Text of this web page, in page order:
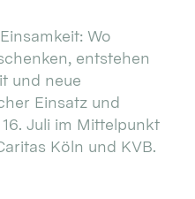
Wo
entstehen
und neue
Einsatz und
Juli im Mittelpunkt
Köln und KVB.